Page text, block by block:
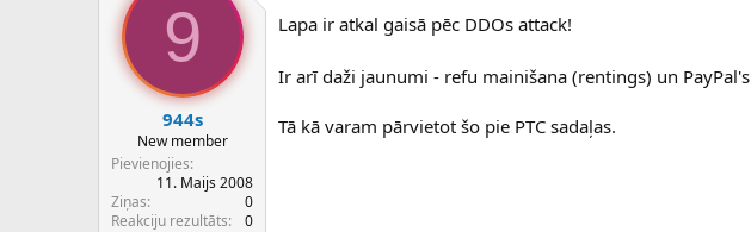
9
944s
New member
Pievienojies
11. Maijs 2008
Ziņas
0
Reakciju rezultāts
0
Lapa ir atkal gaisā pēc DDOs attack!
Ir arī daži jaunumi - refu mainišana (rentings) un PayPal's
Tā kā varam pārvietot šo pie PTC sadaļas.